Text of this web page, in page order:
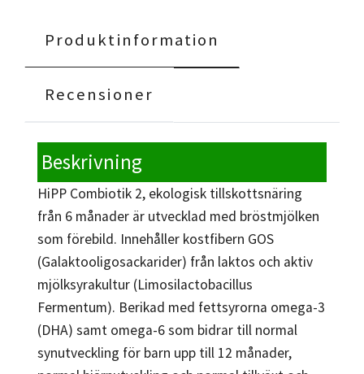
Produktinformation
Recensioner
Beskrivning
HiPP Combiotik 2, ekologisk tillskottsnäring
från 6 månader är utvecklad med bröstmjölken
som förebild. Innehåller kostfibern GOS
(Galaktooligosackarider) från laktos och aktiv
mjölksyrakultur (Limosilactobacillus
Fermentum). Berikad med fettsyrorna omega-3
(DHA) samt omega-6 som bidrar till normal
synutveckling för barn upp till 12 månader,